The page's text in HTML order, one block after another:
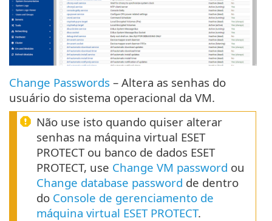
Change Passwords – Altera as senhas do
usuário do sistema operacional da VM.
Não use isto quando quiser alterar
senhas na máquina virtual ESET
PROTECT ou banco de dados ESET
PROTECT, use Change VM password ou
Change database password de dentro
do Console de gerenciamento de
máquina virtual ESET PROTECT.